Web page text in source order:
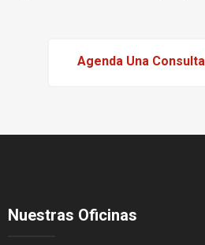
Agenda Una
Nuestras Oficinas